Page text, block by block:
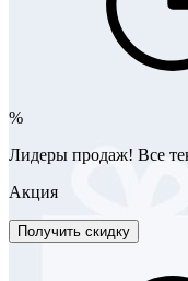
%
Лидеры продаж! Все
Акция
Получить скидку